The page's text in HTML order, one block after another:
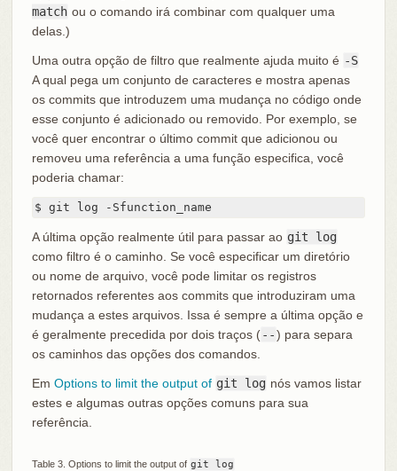
match ou o comando irá combinar com qualquer uma
delas.)
Uma outra opção de filtro que realmente ajuda muito é -S
A qual pega um conjunto de caracteres e mostra apenas
os commits que introduzem uma mudança no código onde
esse conjunto é adicionado ou removido. Por exemplo, se
você quer encontrar o último commit que adicionou ou
removeu uma referência a uma função especifica, você
poderia chamar:
$ git log -Sfunction_name
A última opção realmente útil para passar ao git log
como filtro é o caminho. Se você especificar um diretório
ou nome de arquivo, você pode limitar os registros
retornados referentes aos commits que introduziram uma
mudança a estes arquivos. Issa é sempre a última opção e
é geralmente precedida por dois traços ( --) para separa
os caminhos das opções dos comandos.
Em Options to limit the output of git log nós vamos listar
estes e algumas outras opções comuns para sua
referência.
Table 3. Options to limit the output of git log